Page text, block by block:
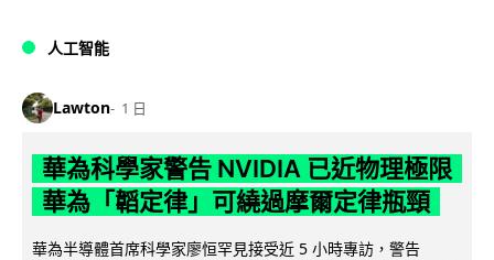
人工智能
Lawton 1 日
華為科學家警告 NVIDIA 已近物理極限
華為「韜定律」可繞過摩爾定律瓶頸
華為半導體首席科學家廖恒罕見接受近 5 小時專訪，警告